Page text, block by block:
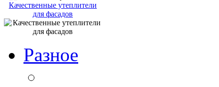
Качественные утеплители
для фасадов
Разное